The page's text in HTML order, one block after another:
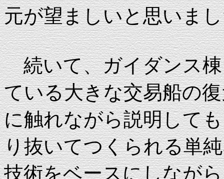
元が望ましいと思いま
続いて、ガイダンス棟
ている大きな交易船の
に触れながら説明して
り抜いてつくられる単
技術をベースにしなが